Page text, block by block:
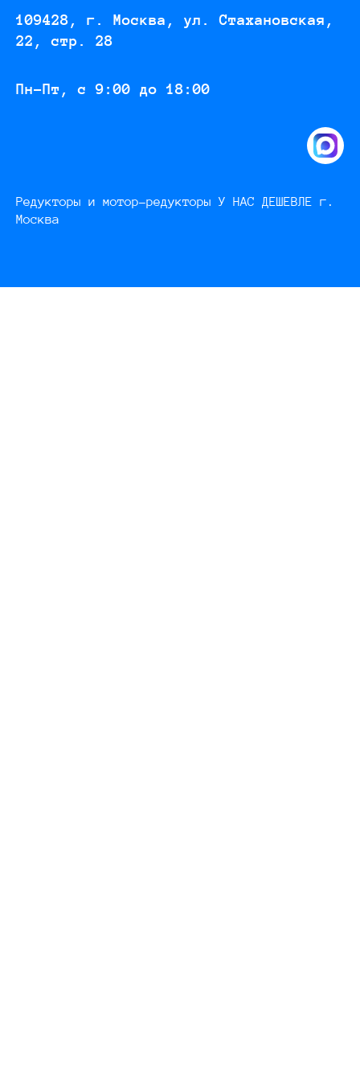
109428, г. Москва, ул. Стахановская,
22, стр. 28
Пн-Пт, с 9:00 до 18:00
Редукторы и мотор-редукторы У НАС ДЕШЕВЛЕ г.
Москва